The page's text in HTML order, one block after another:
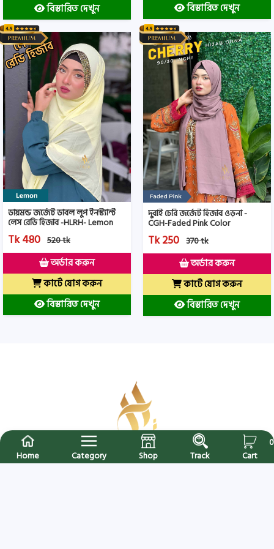
বিস্তারিত দেখুন
বিস্তারিত দেখুন
ডায়মন্ড জর্জেট ডাবল লুপ ইনস্ট্যান্ট
লেস রেডি হিজাব -HLRH- Lemon
Color
Tk 480 520 tk
অর্ডার করুন
কার্টে যোগ করুন
বিস্তারিত দেখুন
দুবাই চেরি জর্জেট হিজাব ওড়না -
CGH-Faded Pink Color
Tk 250 370 tk
অর্ডার করুন
কার্টে যোগ করুন
বিস্তারিত দেখুন
Home Category Shop Track
0
Cart